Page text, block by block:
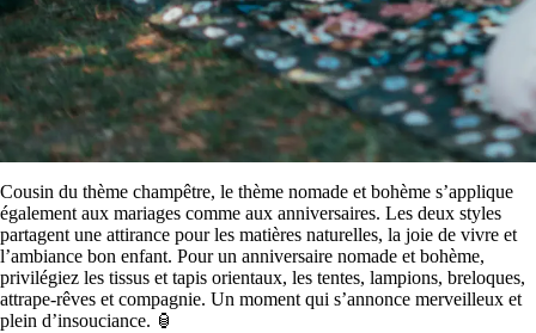
Cousin du thème champêtre, le thème nomade et bohème s’applique
également aux mariages comme aux anniversaires. Les deux styles
partagent une attirance pour les matières naturelles, la joie de vivre et
l’ambiance bon enfant. Pour un anniversaire nomade et bohème,
privilégiez les tissus et tapis orientaux, les tentes, lampions, breloques,
attrape-rêves et compagnie. Un moment qui s’annonce merveilleux et
plein d’insouciance. 🏮